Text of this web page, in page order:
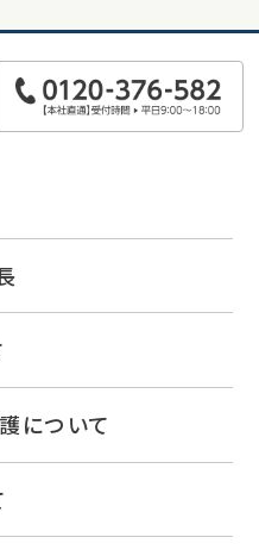
について